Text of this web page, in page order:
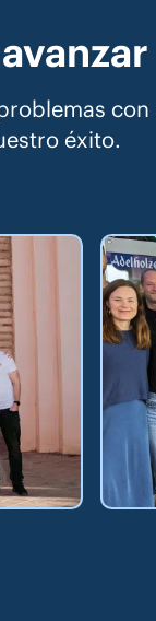
éxito.